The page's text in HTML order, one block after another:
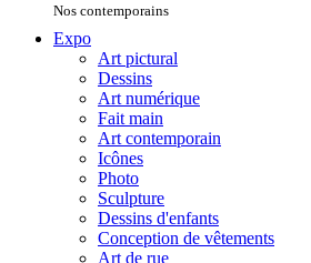
Nos contemporains
Expo
Art pictural
Dessins
Art numérique
Fait main
Art contemporain
Icônes
Photo
Sculpture
Dessins d'enfants
Conception de vêtements
Art de rue